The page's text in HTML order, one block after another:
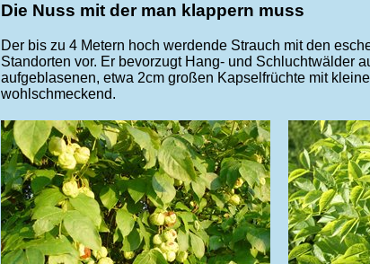
Die Nuss mit der man klappern muss
Der bis zu 4 Metern hoch werdende Strauch mit den
Standorten vor. Er bevorzugt Hang- und Schluchtwälder
aufgeblasenen, etwa 2cm großen Kapselfrüchte mit
wohlschmeckend.